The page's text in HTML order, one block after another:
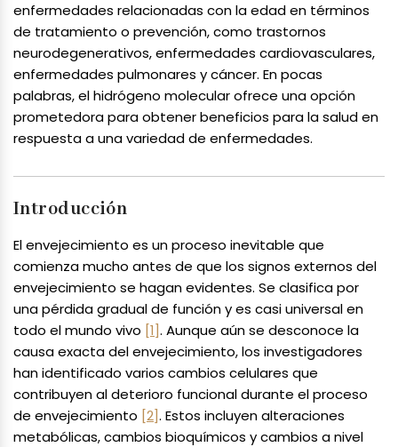
enfermedades relacionadas con la edad en términos
de tratamiento o prevención, como trastornos
neurodegenerativos, enfermedades cardiovasculares,
enfermedades pulmonares y cáncer. En pocas
palabras, el hidrógeno molecular ofrece una opción
prometedora para obtener beneficios para la salud en
respuesta a una variedad de enfermedades.
Introducción
El envejecimiento es un proceso inevitable que
comienza mucho antes de que los signos externos del
envejecimiento se hagan evidentes. Se clasifica por
una pérdida gradual de función y es casi universal en
todo el mundo vivo [1]. Aunque aún se desconoce la
causa exacta del envejecimiento, los investigadores
han identificado varios cambios celulares que
contribuyen al deterioro funcional durante el proceso
de envejecimiento [2]. Estos incluyen alteraciones
metabólicas, cambios bioquímicos y cambios a nivel